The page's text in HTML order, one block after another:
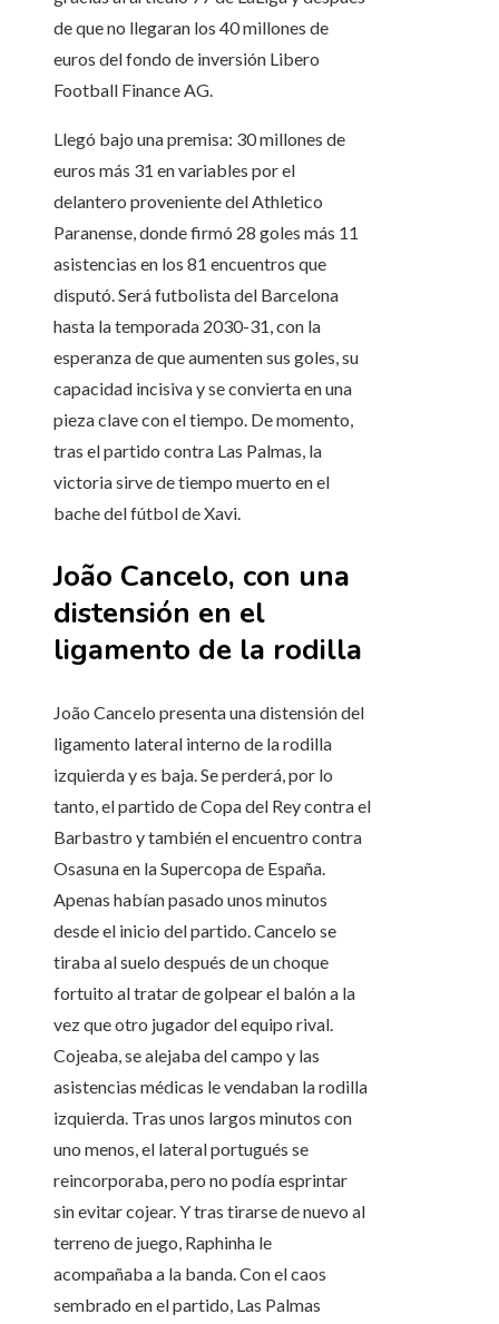
de que no llegaran los 40 millones de
euros del fondo de inversión Libero
Football Finance AG.
Llegó bajo una premisa: 30 millones de
euros más 31 en variables por el
delantero proveniente del Athletico
Paranense, donde firmó 28 goles más 11
asistencias en los 81 encuentros que
disputó. Será futbolista del Barcelona
hasta la temporada 2030-31, con la
esperanza de que aumenten sus goles, su
capacidad incisiva y se convierta en una
pieza clave con el tiempo. De momento,
tras el partido contra Las Palmas, la
victoria sirve de tiempo muerto en el
bache del fútbol de Xavi.
João Cancelo, con una
distensión en el
ligamento de la rodilla
João Cancelo presenta una distensión del
ligamento lateral interno de la rodilla
izquierda y es baja. Se perderá, por lo
tanto, el partido de Copa del Rey contra el
Barbastro y también el encuentro contra
Osasuna en la Supercopa de España.
Apenas habían pasado unos minutos
desde el inicio del partido. Cancelo se
tiraba al suelo después de un choque
fortuito al tratar de golpear el balón a la
vez que otro jugador del equipo rival.
Cojeaba, se alejaba del campo y las
asistencias médicas le vendaban la rodilla
izquierda. Tras unos largos minutos con
uno menos, el lateral portugués se
reincorporaba, pero no podía esprintar
sin evitar cojear. Y tras tirarse de nuevo al
terreno de juego, Raphinha le
acompañaba a la banda. Con el caos
sembrado en el partido, Las Palmas